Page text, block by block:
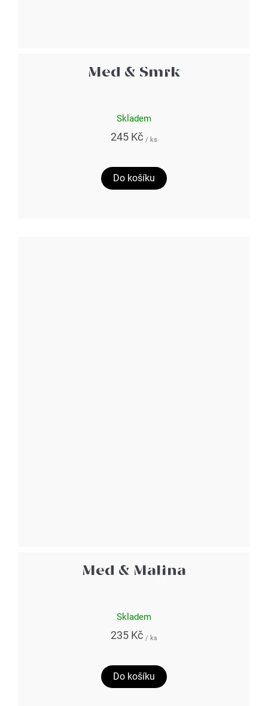
Med & Smrk
Skladem
245 Kč / ks
Do košíku
Med & Malina
Skladem
235 Kč / ks
Do košíku